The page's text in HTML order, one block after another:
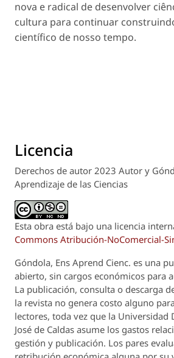
nova e radical de desenvolver
cultura para continuar
científico de nosso tempo.
Licencia
Derechos de autor 2023 Autor y
Aprendizaje de las Ciencias
Esta obra está bajo una licencia
Commons Atribución-NoComercial-
Góndola, Ens Aprend Cienc. es una
abierto, sin cargos económicos para
La publicación, consulta o descarga
la revista no genera costo alguno
lectores, toda vez que la Universidad
José de Caldas asume los gastos
gestión y publicación. Los pares